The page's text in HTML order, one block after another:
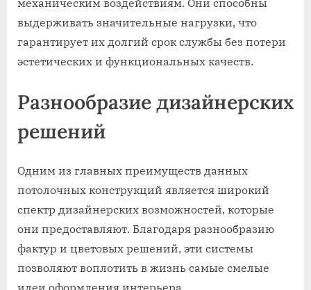
выдерживать значительные нагрузки, что
гарантирует их долгий срок службы без потери
эстетических и функциональных качеств.
Разнообразие дизайнерских
решений
Одним из главных преимуществ данных
потолочных конструкций является широкий
спектр дизайнерских возможностей, которые
они предоставляют. Благодаря разнообразию
фактур и цветовых решений, эти системы
позволяют воплотить в жизнь самые смелые
идеи оформления интерьера.